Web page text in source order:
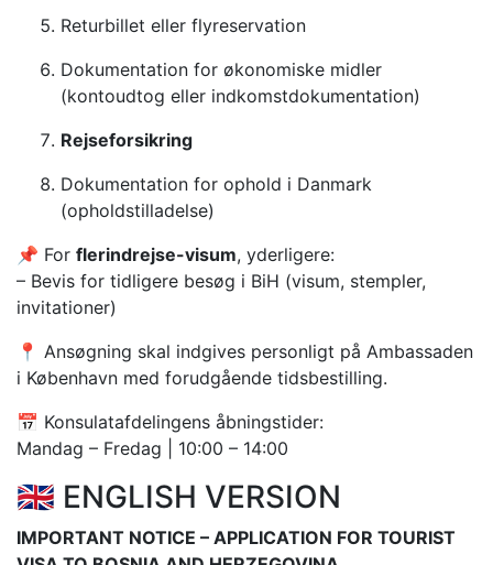
Returbillet eller flyreservation
Dokumentation for økonomiske midler
(kontoudtog eller indkomstdokumentation)
Rejseforsikring
Dokumentation for ophold i Danmark
(opholdstilladelse)
📌 For flerindrejse-visum, yderligere:
– Bevis for tidligere besøg i BiH (visum, stempler,
invitationer)
📍 Ansøgning skal indgives personligt på Ambassaden
i København med forudgående tidsbestilling.
📅 Konsulatafdelingens åbningstider:
Mandag – Fredag | 10:00 – 14:00
🇬🇧 ENGLISH VERSION
IMPORTANT NOTICE – APPLICATION FOR TOURIST